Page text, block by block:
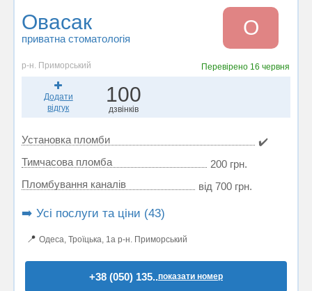
Овасак
приватна стоматологія О
р-н. Приморський Перевірено 16 червня
Додати
відгук
100
дзвінків
Установка пломби
✔️
Тимчасова пломба
200 грн.
Пломбування каналів
від 700 грн.
➡️ Усі послуги та ціни (43)
📍 Одеса, Троїцька, 1а р-н. Приморський
+38 (050) 135..показати номер